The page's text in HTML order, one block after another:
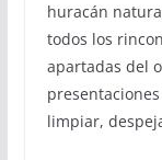
huracán
todos los
apartadas del
limpiar,